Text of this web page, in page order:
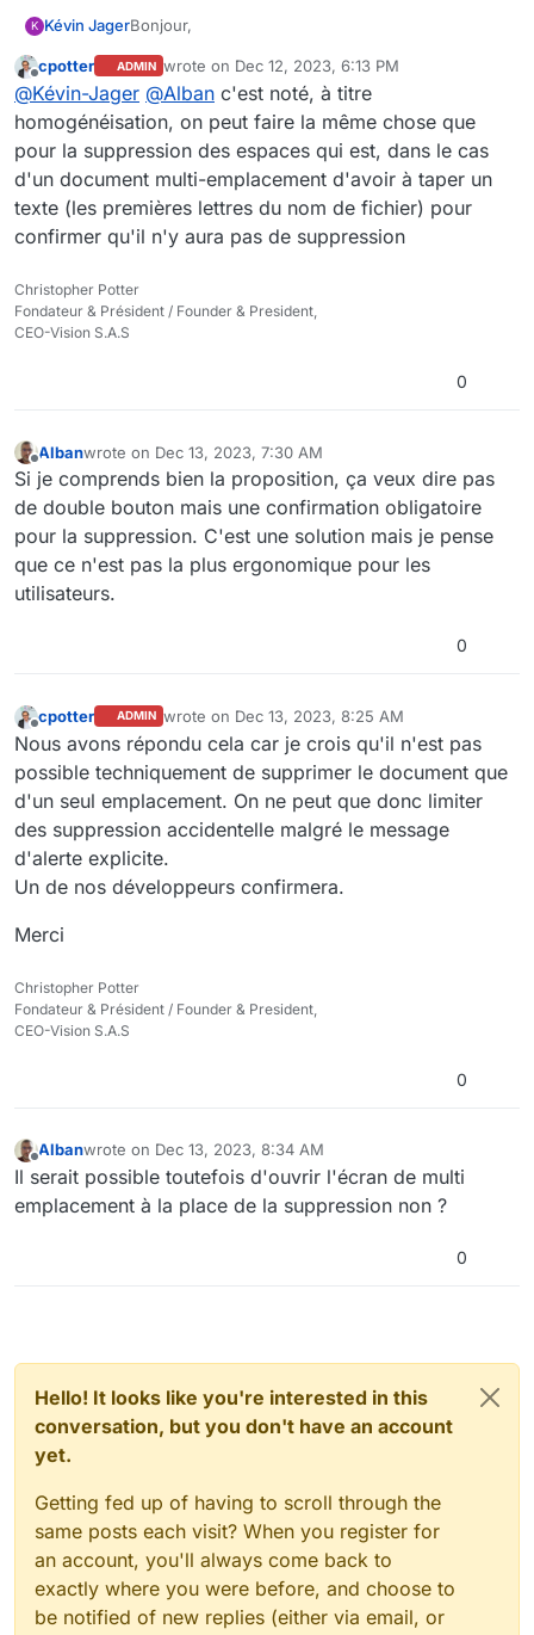
K Kévin JagerBonjour,
Je soutiens cette idée.
Bien que non essentielle (la suppression d'un
document est réversible grâce à la corbeille
temporaire), cette fonctionnalité permettrait un
meilleur accompagnement des nouveaux
utilisateurs et de les familiariser avec les bonnes
pratiques. Elle aiderait a différentier la suppression
du document et/ou de sa visibilité par
l'expérimentation.
Bonne journée.
Offline
cpotter ADMIN wrote on Dec 12, 2023, 6:13 PM
last edited by
@Kévin-Jager @Alban c'est noté, à titre
homogénéisation, on peut faire la même chose que
pour la suppression des espaces qui est, dans le cas
d'un document multi-emplacement d'avoir à taper un
texte (les premières lettres du nom de fichier) pour
confirmer qu'il n'y aura pas de suppression
Christopher Potter
Fondateur & Président / Founder & President,
CEO-Vision S.A.S
0
Offline
Albanwrote on Dec 13, 2023, 7:30 AM
last edited by
Si je comprends bien la proposition, ça veux dire pas
de double bouton mais une confirmation obligatoire
pour la suppression. C'est une solution mais je pense
que ce n'est pas la plus ergonomique pour les
utilisateurs.
0
cpotter ADMIN wrote on Dec 13, 2023, 8:25 AM
last edited by
Nous avons répondu cela car je crois qu'il n'est pas
possible techniquement de supprimer le document que
d'un seul emplacement. On ne peut que donc limiter
des suppression accidentelle malgré le message
d'alerte explicite.
Un de nos développeurs confirmera.
Merci
Christopher Potter
Fondateur & Président / Founder & President,
CEO-Vision S.A.S
0
Offline
Albanwrote on Dec 13, 2023, 8:34 AM
last edited by
Il serait possible toutefois d'ouvrir l'écran de multi
emplacement à la place de la suppression non ?
0
Hello! It looks like you're interested in this
conversation, but you don't have an account
yet.
Getting fed up of having to scroll through the
same posts each visit? When you register for
an account, you'll always come back to
exactly where you were before, and choose to
be notified of new replies (either via email, or